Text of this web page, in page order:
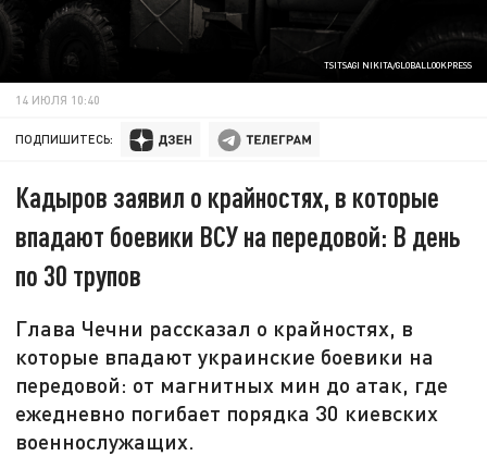
TSITSAGI NIKITA/GLOBALLOOKPRESS
14 ИЮЛЯ 10:40
ПОДПИШИТЕСЬ:
Кадыров заявил о крайностях, в которые
впадают боевики ВСУ на передовой: В день
по 30 трупов
Глава Чечни рассказал о крайностях, в
которые впадают украинские боевики на
передовой: от магнитных мин до атак, где
ежедневно погибает порядка 30 киевских
военнослужащих.